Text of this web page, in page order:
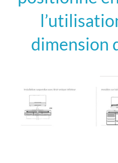
dimension